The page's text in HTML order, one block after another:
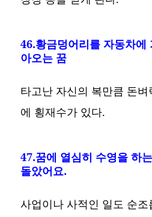
46.황금덩어리를 자동차에
아오는 꿈
타고난 자신의 복만큼 돈
에 횡재수가 있다.
47.꿈에 열심히 수영을 하
돌았어요.
사업이나 사적인 일도 순